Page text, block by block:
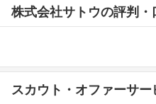
株式会社サトウの評判・
スカウト・オファーサー